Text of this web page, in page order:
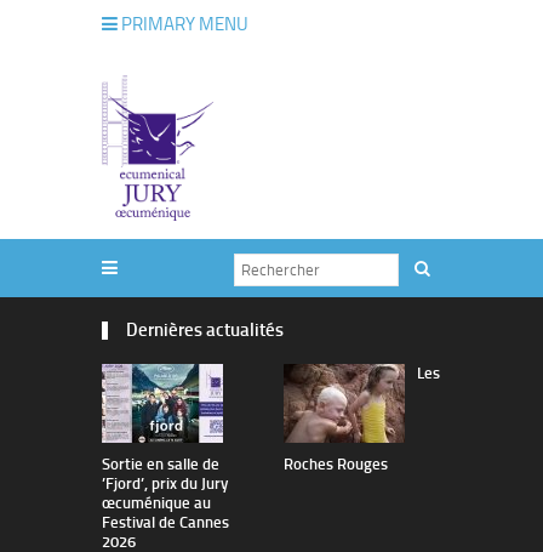
PRIMARY MENU
Dernières actualités
Sortie en salle de
’Fjord’, prix du Jury
œcuménique au
Festival de Cannes
2026
Les
Roches Rouges